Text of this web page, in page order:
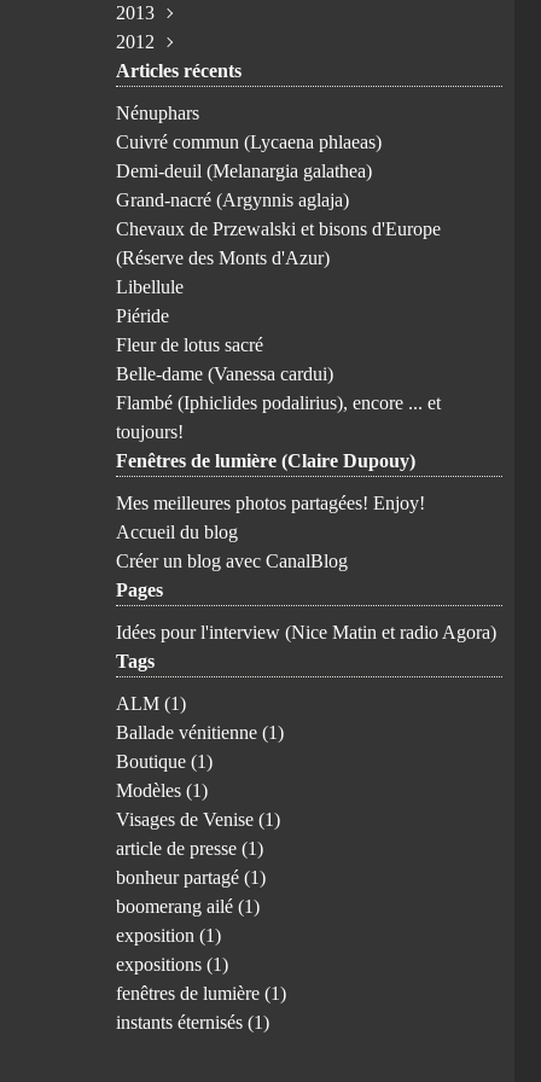
Avril
Mars
Janvier(1)
Février
Janvier
Juillet
Juin(4)
Avril (2)
Février
Juillet
Juin(1)
Mai(1)
Février
Juin(1)
Février
Janvier(1)
Octobre
Août
Juillet(2)
Avril
(3)
Novembre
Août
Mai(2)
Février
2013
Novembre
Octobre(3)
Août
2012
Avril (3)
Articles récents
Nénuphars
Cuivré commun (Lycaena phlaeas)
Demi-deuil (Melanargia galathea)
Grand-nacré (Argynnis aglaja)
Chevaux de Przewalski et bisons d'Europe
(Réserve des Monts d'Azur)
Libellule
Piéride
Fleur de lotus sacré
Belle-dame (Vanessa cardui)
Flambé (Iphiclides podalirius), encore ... et
toujours!
Fenêtres de lumière (Claire Dupouy)
Mes meilleures photos partagées! Enjoy!
Accueil du blog
Créer un blog avec CanalBlog
Pages
Idées pour l'interview (Nice Matin et radio Agora)
Tags
ALM (1)
Ballade vénitienne (1)
Boutique (1)
Modèles (1)
Visages de Venise (1)
article de presse (1)
bonheur partagé (1)
boomerang ailé (1)
exposition (1)
expositions (1)
fenêtres de lumière (1)
instants éternisés (1)